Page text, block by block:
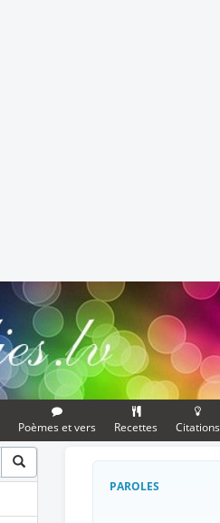
Poèmes et vers Recettes Citations
PAROLES